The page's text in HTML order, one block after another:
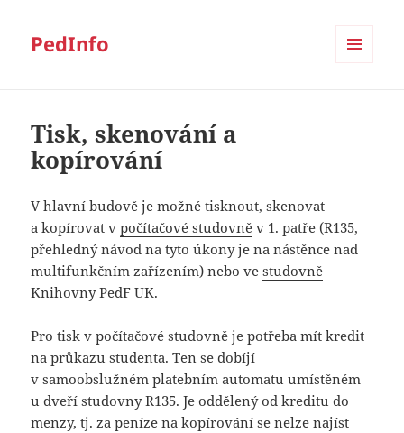
PedInfo
Tisk, skenování a
kopírování
V hlavní budově je možné tisknout, skenovat
a kopírovat vpočítačové studovně v 1. patře (R135,
přehledný návod na tyto úkony je na nástěnce nad
multifunkčním zařízením) nebo vestudovně
Knihovny PedF UK.
Pro tisk v počítačové studovně je potřeba mít kredit
na průkazu studenta. Ten se dobíjí
v samoobslužném platebním automatu umístěném
u dveří studovny R135. Je oddělený od kreditu do
menzy, tj. za peníze na kopírování se nelze najíst